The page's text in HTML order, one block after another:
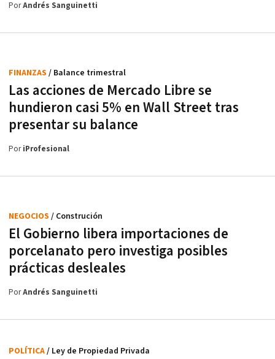
PorAndrés Sanguinetti
Las acciones de Mercado Libre se
hundieron casi 5% en Wall Street tras
presentar su balance
FINANZAS / Balance trimestral
PoriProfesional
El Gobierno libera importaciones de
porcelanato pero investiga posibles
prácticas desleales
NEGOCIOS / Construción
PorAndrés Sanguinetti
POLÍTICA/ Ley de Propiedad Privada